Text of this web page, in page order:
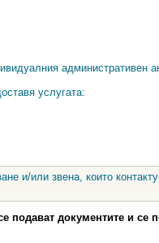
административен
услугата:
и/или звена, които
подават документите и се